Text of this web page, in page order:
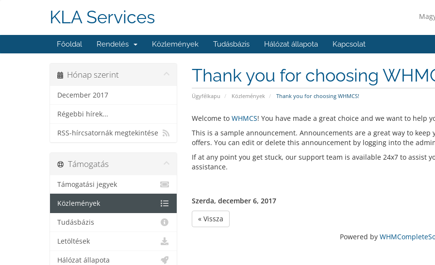
KLA Services
Főoldal Rendelés Közlemények Tudásbázis Hálózat állapota Kapcsolat
Thank you for choosing
Ügyfélkapu Közlemények Thank you for choosing WHMCS!
Hónap szerint
December 2017
Régebbi hírek...
RSS-hírcsatornák megtekintése
Welcome to WHMCS! You have made a great choice and we want to help
This is a sample announcement. Announcements are a great way to
offers. You can edit or delete this announcement by logging into the
If at any point you get stuck, our support team is available 24x7 to assist
assistance.
Szerda, december 6, 2017
« Vissza
Powered by
Támogatás
Támogatási jegyek
Közlemények
Tudásbázis
Letöltések
Hálózat állapota